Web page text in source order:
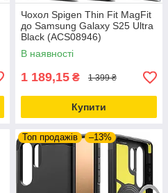
Чохол Spigen Thin Fit MagFit
до Samsung Galaxy S25 Ultra
Black (ACS08946)
В наявності
1 189,15 ₴ 1 399 ₴
Купити
Топ продажів –13%